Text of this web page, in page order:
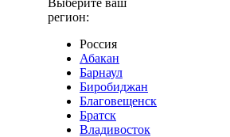
Выберите ваш
регион:
Россия
Абакан
Барнаул
Биробиджан
Благовещенск
Братск
Владивосток